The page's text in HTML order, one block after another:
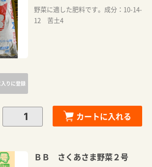
りに登録
野菜に適した肥料です。成分：10-14-
12 苦土4
カートに入れる
ＢＢ さくあさま野菜２号